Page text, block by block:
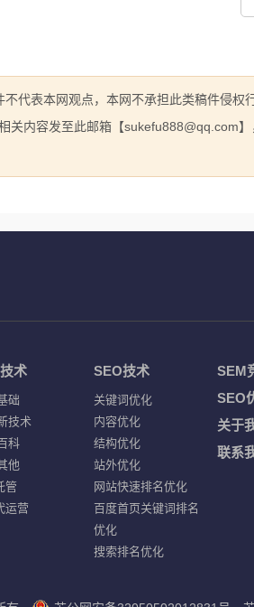
代表本网观点，本网不承担此类稿件侵权
关内容发至此邮箱【sukefu888@qq.com】
术
础
技术
科
他
管
运营
SEO技术
关键词优化
内容优化
结构优化
站外优化
网站快速排名优化
百度首页关键词排名
优化
搜索排名优化
SEM
SEO
关于
联系